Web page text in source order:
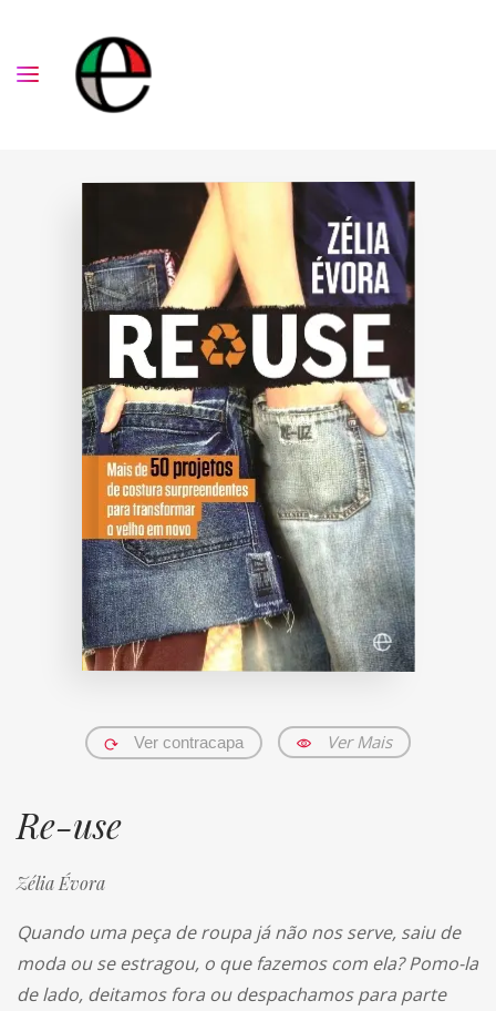
Ver contracapa Ver Mais
Re-use
Zélia Évora
Quando uma peça de roupa já não nos serve, saiu de
moda ou se estragou, o que fazemos com ela? Pomo-la
de lado, deitamos fora ou despachamos para parte